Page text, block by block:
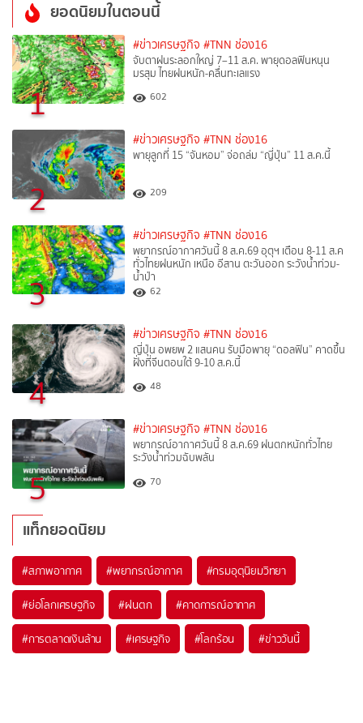
ยอดนิยมในตอนนี้
1
#ข่าวเศรษฐกิจ #TNN ช่อง16
จับตาฝนระลอกใหญ่ 7–11 ส.ค. พายุดอลฟินหนุน
มรสุม ไทยฝนหนัก-คลื่นทะเลแรง
602
2
#ข่าวเศรษฐกิจ #TNN ช่อง16
พายุลูกที่ 15 “จันหอม” จ่อถล่ม “ญี่ปุ่น” 11 ส.ค.นี้
209
3
#ข่าวเศรษฐกิจ #TNN ช่อง16
พยากรณ์อากาศวันนี้ 8 ส.ค.69 อุตุฯ เตือน 8-11 ส.ค
ทั่วไทยฝนหนัก เหนือ อีสาน ตะวันออก ระวังน้ำท่วม-
น้ำป่า
62
4
#ข่าวเศรษฐกิจ #TNN ช่อง16
ญี่ปุ่น อพยพ 2 แสนคน รับมือพายุ “ดอลฟิน” คาดขึ้น
ฝั่งที่จีนตอนใต้ 9-10 ส.ค.นี้
48
5
#ข่าวเศรษฐกิจ #TNN ช่อง16
พยากรณ์อากาศวันนี้ 8 ส.ค.69 ฝนตกหนักทั่วไทย
ระวังน้ำท่วมฉับพลัน
70
แท็กยอดนิยม
#สภาพอากาศ #พยากรณ์อากาศ #กรมอุตุนิยมวิทยา
#ย่อโลกเศรษฐกิจ #ฝนตก #คาดการณ์อากาศ
#การตลาดเงินล้าน #เศรษฐกิจ #โลกร้อน #ข่าววันนี้